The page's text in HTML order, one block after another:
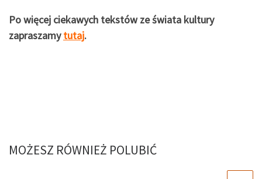
Po więcej ciekawych tekstów ze świata kultury
zapraszamytutaj.
MOŻESZ RÓWNIEŻ POLUBIĆ